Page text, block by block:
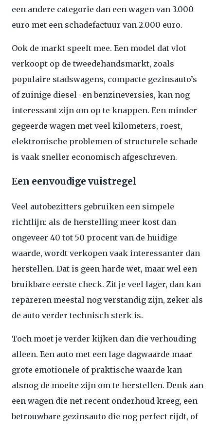
een andere categorie dan een wagen van 3.000
euro met een schadefactuur van 2.000 euro.
Ook de markt speelt mee. Een model dat vlot
verkoopt op de tweedehandsmarkt, zoals
populaire stadswagens, compacte gezinsauto’s
of zuinige diesel- en benzineversies, kan nog
interessant zijn om op te knappen. Een minder
gegeerde wagen met veel kilometers, roest,
elektronische problemen of structurele schade
is vaak sneller economisch afgeschreven.
Een eenvoudige vuistregel
Veel autobezitters gebruiken een simpele
richtlijn: als de herstelling meer kost dan
ongeveer 40 tot 50 procent van de huidige
waarde, wordt verkopen vaak interessanter dan
herstellen. Dat is geen harde wet, maar wel een
bruikbare eerste check. Zit je veel lager, dan kan
repareren meestal nog verstandig zijn, zeker als
de auto verder technisch sterk is.
Toch moet je verder kijken dan die verhouding
alleen. Een auto met een lage dagwaarde maar
grote emotionele of praktische waarde kan
alsnog de moeite zijn om te herstellen. Denk aan
een wagen die net recent onderhoud kreeg, een
betrouwbare gezinsauto die nog perfect rijdt, of